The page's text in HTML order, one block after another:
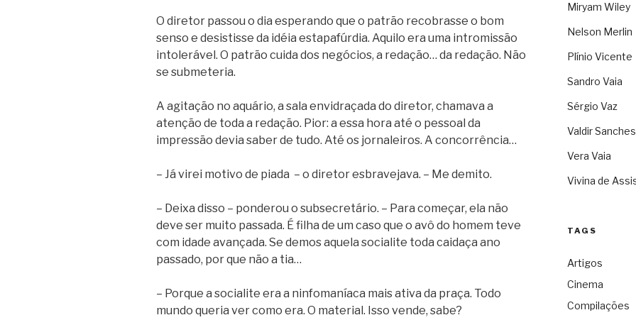
O diretor passou o dia esperando que o patrão recobrasse o bom
senso e desistisse da idéia estapafúrdia. Aquilo era uma intromissão
intolerável. O patrão cuida dos negócios, a redação… da redação. Não
se submeteria.
A agitação no aquário, a sala envidraçada do diretor, chamava a
atenção de toda a redação. Pior: a essa hora até o pessoal da
impressão devia saber de tudo. Até os jornaleiros. A concorrência…
– Já virei motivo de piada – o diretor esbravejava. – Me demito.
– Deixa disso – ponderou o subsecretário. – Para começar, ela não
deve ser muito passada. É filha de um caso que o avô do homem teve
com idade avançada. Se demos aquela socialite toda caidaça ano
passado, por que não a tia…
– Porque a socialite era a ninfomaníaca mais ativa da praça. Todo
mundo queria ver como era. O material. Isso vende, sabe?
Miryam Wiley
Nelson Merlin
Plínio Vicente
Sandro Vaia
Sérgio Vaz
Valdir Sanches
Vera Vaia
Vivina de
TAGS
Artigos
Cinema
Compilações